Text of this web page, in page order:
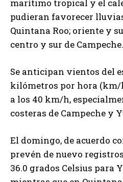
marítimo tropical y el
pudieran favorecer
Quintana Roo; oriente y
centro y sur de Campeche.
Se anticipan vientos del
kilómetros por hora (km/
a los 40 km/h,
costeras de Campeche y
El domingo, de acuerdo
prevén de nuevo
36.0 grados Celsius para